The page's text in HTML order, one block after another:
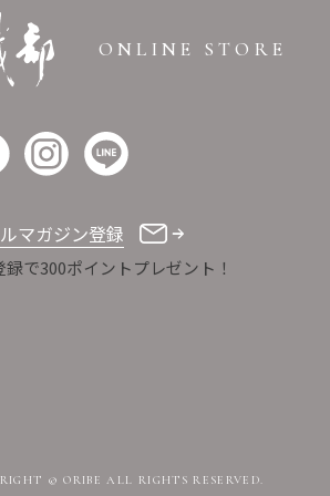
ONLINE STORE
マガジン登録
録で300ポイントプレゼント！
© ORIBE ALL RIGHTS RESERVED.